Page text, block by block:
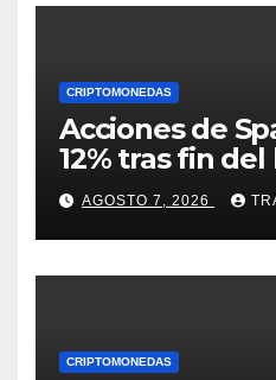
CRIPTOMONEDAS
Acciones de
12% tras fin
¿Hasta dónde
en agosto?
AGOSTO 7, 2026
CRIPTOMONEDAS